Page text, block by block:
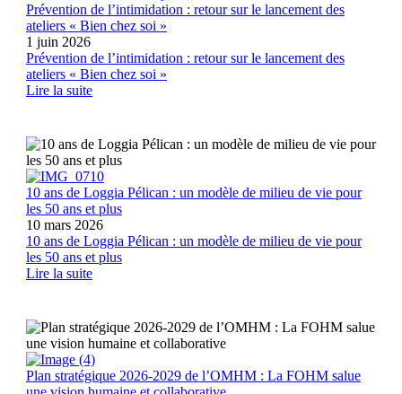
Prévention de l’intimidation : retour sur le lancement des
ateliers « Bien chez soi »
1 juin 2026
Prévention de l’intimidation : retour sur le lancement des
ateliers « Bien chez soi »
Lire la suite
10 ans de Loggia Pélican : un modèle de milieu de vie pour
les 50 ans et plus
10 mars 2026
10 ans de Loggia Pélican : un modèle de milieu de vie pour
les 50 ans et plus
Lire la suite
Plan stratégique 2026-2029 de l’OMHM : La FOHM salue